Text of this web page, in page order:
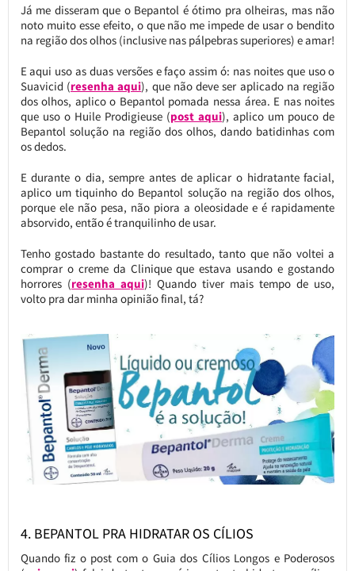
Já me disseram que o Bepantol é ótimo pra olheiras, mas não
noto muito esse efeito, o que não me impede de usar o bendito
na região dos olhos (inclusive nas pálpebras superiores) e amar!
E aqui uso as duas versões e faço assim ó: nas noites que uso o
Suavicid (resenha aqui), que não deve ser aplicado na região
dos olhos, aplico o Bepantol pomada nessa área. E nas noites
que uso o Huile Prodigieuse (post aqui), aplico um pouco de
Bepantol solução na região dos olhos, dando batidinhas com
os dedos.
E durante o dia, sempre antes de aplicar o hidratante facial,
aplico um tiquinho do Bepantol solução na região dos olhos,
porque ele não pesa, não piora a oleosidade e é rapidamente
absorvido, então é tranquilinho de usar.
Tenho gostado bastante do resultado, tanto que não voltei a
comprar o creme da Clinique que estava usando e gostando
horrores (resenha aqui)! Quando tiver mais tempo de uso,
volto pra dar minha opinião final, tá?
4. BEPANTOL PRA HIDRATAR OS CÍLIOS
Quando fiz o post com o Guia dos Cílios Longos e Poderosos